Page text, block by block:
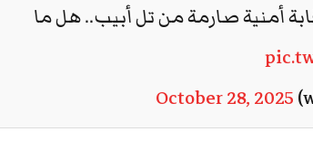
أمنية صارمة من تل أبيب.. هل ما
October 28, 2025